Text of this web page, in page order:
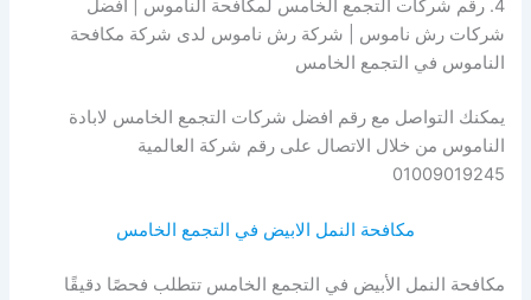
4. رقم شركات التجمع الخامس لمكافحة الناموس | افضل
شركات رش ناموس | شركة رش ناموس لدى شركة مكافحة
الناموس في التجمع الخامس
يمكنك التواصل مع رقم افضل شركات التجمع الخامس لابادة
الناموس من خلال الاتصال على رقم شركة العالمية
01009019245
مكافحة النمل الابيض في التجمع الخامس
مكافحة النمل الأبيض في التجمع الخامس تتطلب فحصًا دقيقًا